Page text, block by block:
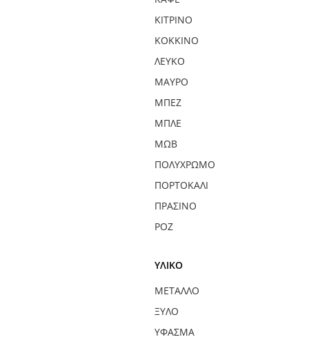
ΚΊΤΡΙΝΟ
ΚΌΚΚΙΝΟ
ΛΕΥΚΌ
ΜΑΎΡΟ
ΜΠΕΖ
ΜΠΛΕ
ΜΩΒ
ΠΟΛΎΧΡΩΜΟ
ΠΟΡΤΟΚΑΛΊ
ΠΡΆΣΙΝΟ
ΡΟΖ
ΥΛΙΚΌ
ΜΈΤΑΛΛΟ
ΞΎΛΟ
ΎΦΑΣΜΑ